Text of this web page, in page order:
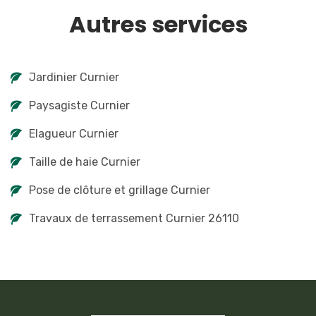
Autres services
Jardinier Curnier
Paysagiste Curnier
Elagueur Curnier
Taille de haie Curnier
Pose de clôture et grillage Curnier
Travaux de terrassement Curnier 26110